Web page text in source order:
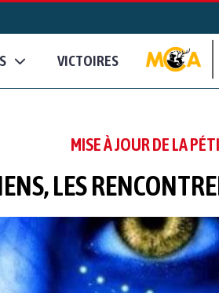
VICTOIRES
MISE À JOUR DE LA
LES